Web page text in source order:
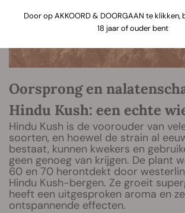
Oorsprong en
Hindu Kush: een echte
Hindu Kush is de voorouder van
soorten, en hoewel de strain al
bestaat, kunnen kwekers en
geen genoeg van krijgen. De plant
60 en 70 herontdekt door
Hindu Kush-bergen. Ze groeit
heeft een uitgesproken aroma en
ontspannende effecten.
Door op AKKOORD & DOORGAAN te klikken,
18 jaar of ouder bent